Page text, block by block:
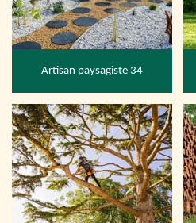
Artisan paysagiste 34